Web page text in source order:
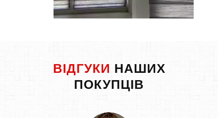
ВІДГУКИ НАШИХ
ПОКУПЦІВ